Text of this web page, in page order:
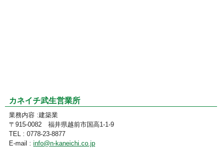
カネイチ武生営業所
業務内容 :建築業
〒915-0082 福井県越前市国高1-1-9
TEL : 0778-23-8877
E-mail : info@n-kaneichi.co.jp